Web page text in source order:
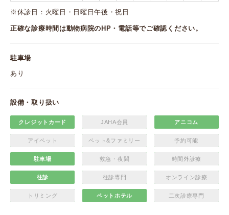
※休診日：火曜日・日曜日午後・祝日
正確な診療時間は動物病院のHP・電話等でご確認ください。
駐車場
あり
設備・取り扱い
クレジットカード JAHA会員 アニコム
アイペット ペット&ファミリー 予約可能
駐車場 救急・夜間 時間外診療
往診 往診専門 オンライン診療
トリミング ペットホテル 二次診療専門